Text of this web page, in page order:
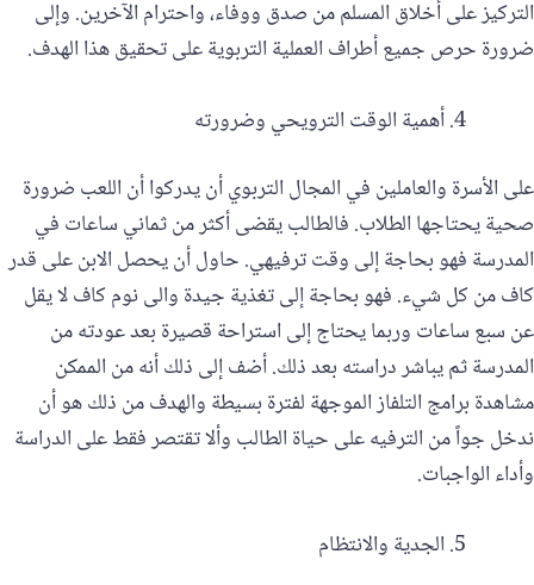
التركيز على أخلاق المسلم من صدق ووفاء، واحترام الآخرين. وإلى
ضرورة حرص جميع أطراف العملية التربوية على تحقيق هذا الهدف.
أهمية الوقت الترويحي وضرورته
على الأسرة والعاملين في المجال التربوي أن يدركوا أن اللعب ضرورة
صحية يحتاجها الطلاب. فالطالب يقضى أكثر من ثماني ساعات في
المدرسة فهو بحاجة إلى وقت ترفيهي. حاول أن يحصل الابن على قدر
كاف من كل شيء. فهو بحاجة إلى تغذية جيدة والى نوم كاف لا يقل
عن سبع ساعات وربما يحتاج إلى استراحة قصيرة بعد عودته من
المدرسة ثم يباشر دراسته بعد ذلك. أضف إلى ذلك أنه من الممكن
مشاهدة برامج التلفاز الموجهة لفترة بسيطة والهدف من ذلك هو أن
ندخل جواً من الترفيه على حياة الطالب وألا تقتصر فقط على الدراسة
وأداء الواجبات.
‏الجدية والانتظام‎